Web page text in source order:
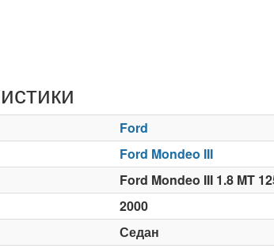
Ford
Ford Mondeo III
Ford Mondeo III 1.8 MT
2000
Седан